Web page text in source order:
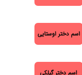
اسم دختر اوستایی
اسم دختر گیلکی